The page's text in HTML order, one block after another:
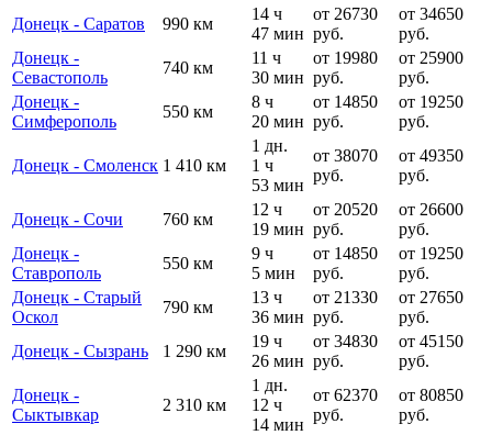
Донецк - Саратов 990 км
14 ч
47 мин
от 26730
руб.
от 34650
руб.
Донецк -
Севастополь
740 км
11 ч
30 мин
от 19980
руб.
от 25900
руб.
Донецк -
Симферополь
550 км
8 ч
20 мин
от 14850
руб.
от 19250
руб.
Донецк - Смоленск 1 410 км
1 дн.
1 ч
53 мин
от 38070
руб.
от 49350
руб.
Донецк - Сочи 760 км
12 ч
19 мин
от 20520
руб.
от 26600
руб.
Донецк -
Ставрополь
550 км
9 ч
5 мин
от 14850
руб.
от 19250
руб.
Донецк - Старый
Оскол
790 км
13 ч
36 мин
от 21330
руб.
от 27650
руб.
Донецк - Сызрань
1 290 км
19 ч
26 мин
от 34830
руб.
от 45150
руб.
Донецк -
Сыктывкар
2 310 км
1 дн.
12 ч
14 мин
от 62370
руб.
от 80850
руб.